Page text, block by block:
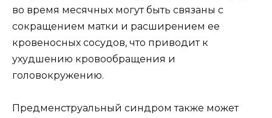
во время месячных могут быть связаны с
сокращением матки и расширением ее
кровеносных сосудов, что приводит к
ухудшению кровообращения и
головокружению.
Предменструальный синдром также может